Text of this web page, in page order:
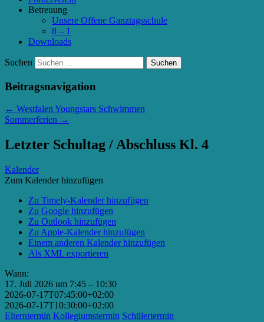
Betreuung
Unsere Offene Ganztagsschule
8 – 1
Downloads
Suchen
Beitragsnavigation
← Westfalen Youngstars Schwimmen
Sommerferien →
Letzter Schultag / Abschluss Kl. 4
Kalender
Zum Kalender hinzufügen
Zu Timely-Kalender hinzufügen
Zu Google hinzufügen
Zu Outlook hinzufügen
Zu Apple-Kalender hinzufügen
Einem anderen Kalender hinzufügen
Als XML exportieren
Wann:
17. Juli 2026 um 7:45 – 10:30
2026-07-17T07:45:00+02:00
2026-07-17T10:30:00+02:00
Elterntermin Kollegiumstermin Schülertermin